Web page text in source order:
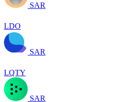
SAR
LDO
SAR
LQTY
SAR